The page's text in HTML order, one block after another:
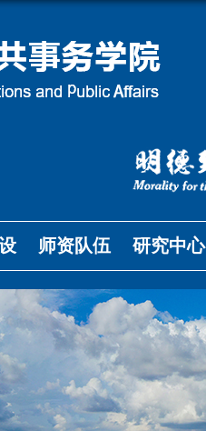
师资队伍 研究中心